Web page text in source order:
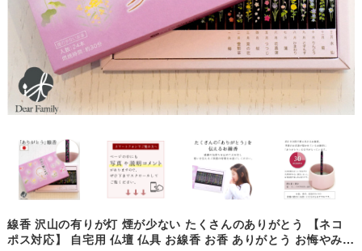
線香 沢山の有りが灯 煙が少ない たくさんのありがとう 【ネコ
ポス対応】 自宅用 仏壇 仏具 お線香 お香 ありがとう お悔やみ